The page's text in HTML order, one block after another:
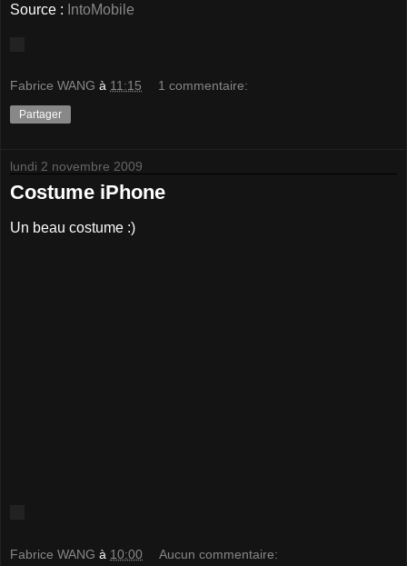
Source : IntoMobile
Fabrice WANG à 11:15 1 commentaire:
Partager
lundi 2 novembre 2009
Costume iPhone
Un beau costume :)
Fabrice WANG à 10:00 Aucun commentaire: